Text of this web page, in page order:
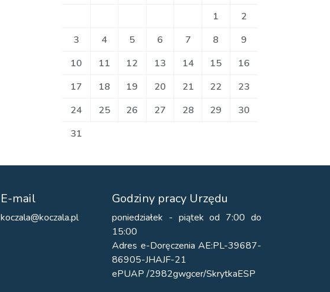
1
2
3
4 5 6 7 8
9
10
11 12 13 14 15
16
17
18 19 20 21 22
23
24
25 26 27 28 29
30
31
E-mail
koczala@koczala.pl
Godziny pracy Urzędu
poniedziałek - piątek od 7:00 do
15:00
Adres e-Doręczenia AE:PL-39687-
86905-JHAJF-21
ePUAP /2982gwgcer/SkrytkaESP